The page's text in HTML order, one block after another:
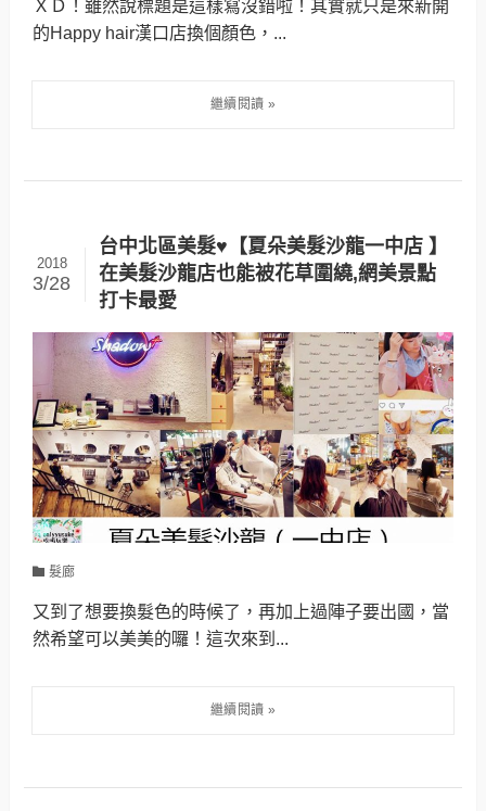
ＸＤ！雖然說標題是這樣寫沒錯啦！其實就只是來新開
的Happy hair漢口店換個顏色，...
台中北區美髮♥【夏朵美髮沙龍一中店 】
在美髮沙龍店也能被花草圍繞,網美景點
打卡最愛
2018
3/28
髮廊
又到了想要換髮色的時候了，再加上過陣子要出國，當
然希望可以美美的囉！這次來到...